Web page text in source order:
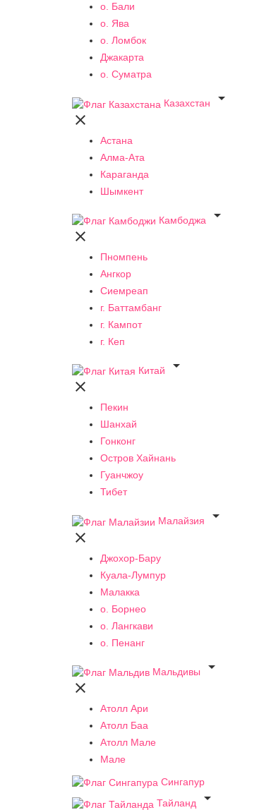
о. Бали
о. Ява
о. Ломбок
Джакарта
о. Суматра
Казахстан


Астана
Алма-Ата
Караганда
Шымкент
Камбоджа


Пномпень
Ангкор
Сиемреап
г. Баттамбанг
г. Кампот
г. Кеп
Китай


Пекин
Шанхай
Гонконг
Остров Хайнань
Гуанчжоу
Тибет
Малайзия


Джохор-Бару
Куала-Лумпур
Малакка
о. Борнео
о. Лангкави
о. Пенанг
Мальдивы


Атолл Ари
Атолл Баа
Атолл Мале
Мале
Сингапур
Тайланд
